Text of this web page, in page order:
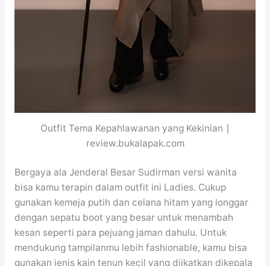
Outfit Tema Kepahlawanan yang Kekinian ∣
review.bukalapak.com
Bergaya ala Jenderal Besar Sudirman versi wanita
bisa kamu terapin dalam outfit ini Ladies. Cukup
gunakan kemeja putih dan celana hitam yang longgar
dengan sepatu boot yang besar untuk menambah
kesan seperti para pejuang jaman dahulu. Untuk
mendukung tampilanmu lebih fashionable, kamu bisa
gunakan jenis kain tenun kecil yang diikatkan dikepala